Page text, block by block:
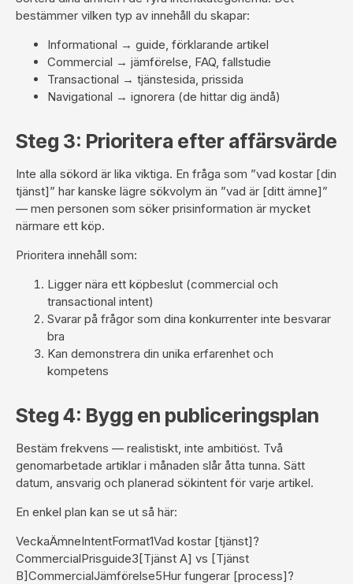
bestämmer vilken typ av innehåll du skapar:
Informational → guide, förklarande artikel
Commercial → jämförelse, FAQ, fallstudie
Transactional → tjänstesida, prissida
Navigational → ignorera (de hittar dig ändå)
Steg 3: Prioritera efter affärsvärde
Inte alla sökord är lika viktiga. En fråga som ”vad kostar [din
tjänst]” har kanske lägre sökvolym än ”vad är [ditt ämne]”
— men personen som söker prisinformation är mycket
närmare ett köp.
Prioritera innehåll som:
Ligger nära ett köpbeslut (commercial och
transactional intent)
Svarar på frågor som dina konkurrenter inte besvarar
bra
Kan demonstrera din unika erfarenhet och
kompetens
Steg 4: Bygg en publiceringsplan
Bestäm frekvens — realistiskt, inte ambitiöst. Två
genomarbetade artiklar i månaden slår åtta tunna. Sätt
datum, ansvarig och planerad sökintent för varje artikel.
En enkel plan kan se ut så här:
VeckaÄmneIntentFormat1Vad kostar [tjänst]?
CommercialPrisguide3[Tjänst A] vs [Tjänst
B]CommercialJämförelse5Hur fungerar [process]?